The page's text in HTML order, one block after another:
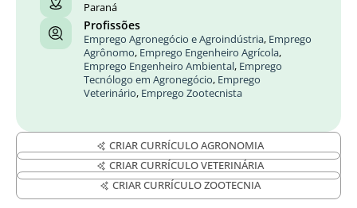
Paraná
Profissões
Emprego Agronegócio e Agroindústria, Emprego
Agrônomo, Emprego Engenheiro Agrícola,
Emprego Engenheiro Ambiental, Emprego
Tecnólogo em Agronegócio, Emprego
Veterinário, Emprego Zootecnista
CRIAR CURRÍCULO AGRONOMIA
CRIAR CURRÍCULO VETERINÁRIA
CRIAR CURRÍCULO ZOOTECNIA